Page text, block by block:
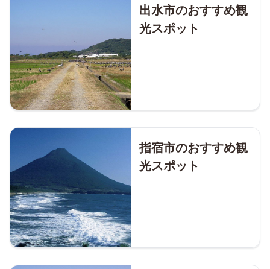
出水市のおすすめ観
光スポット
指宿市のおすすめ観
光スポット